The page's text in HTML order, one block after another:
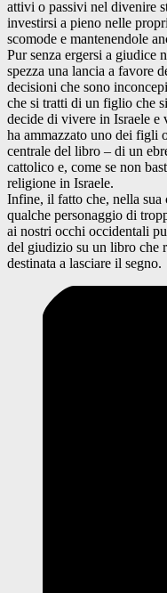
attivi o passivi nel divenire
investirsi a pieno nelle
scomode e mantenendole
Pur senza ergersi a giudice
spezza una lancia a favore
decisioni che sono
che si tratti di un figlio che
decide di vivere in Israele e
ha ammazzato uno dei figli
centrale del libro – di un
cattolico e, come se non
religione in Israele.
Infine, il fatto che, nella
qualche personaggio di
ai nostri occhi occidentali
del giudizio su un libro che
destinata a lasciare il segno.